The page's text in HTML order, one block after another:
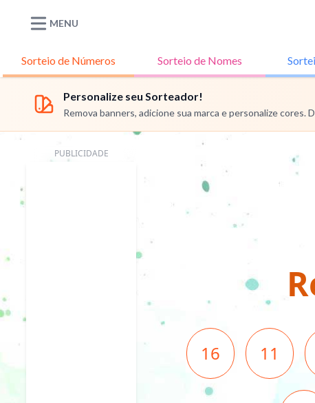
MENU
Sorteio deNúmeros Sorteio deNomes
Personalize seu Sorteador!
Remova banners, adicione sua marca e personalize cores.
PUBLICIDADE
16 11